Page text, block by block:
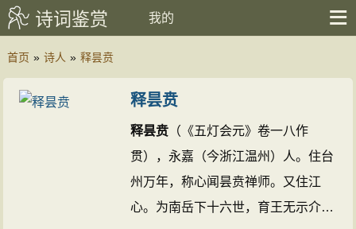
诗词鉴赏 我的
首页 » 诗人 » 释昙贲
释昙贲
释昙贲 （《五灯会元》卷一八作
贯），永嘉（今浙江温州）人。住台
州万年，称心闻昙贲禅师。又住江
心。为南岳下十六世，育王无示介谌